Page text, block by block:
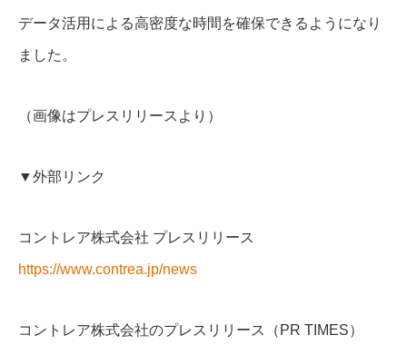
データ活用による高密度な時間を確保できるようになり
ました。
（画像はプレスリリースより）
▼外部リンク
コントレア株式会社 プレスリリース
https://www.contrea.jp/news
コントレア株式会社のプレスリリース（PR TIMES）